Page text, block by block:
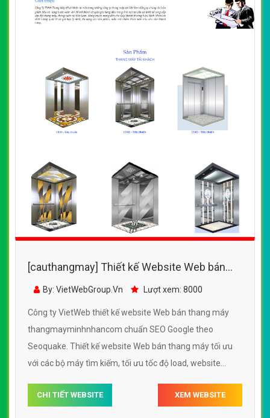
[cauthangmay] Thiết kế Website Web bán
thang máy - thangmayminhnhancom
By: VietWebGroup.Vn Lượt xem: 8000
Công ty VietWeb thiết kế website Web bán thang máy
thangmayminhnhancom chuẩn SEO Google theo
Seoquake. Thiết kế website Web bán thang máy tối ưu
với các bộ máy tìm kiếm, tối ưu tốc độ load, website
website Web bán thang máy thangmayminhnhancom
CHI TIẾT WEBSITE XEM WEBSITE